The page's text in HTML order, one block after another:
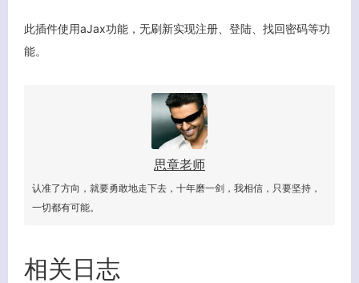
此插件使用aJax功能，无刷新实现注册、登陆、找回密码等功
能。
思章老师
认准了方向，就要勇敢地走下去，十年磨一剑，我相信，只要坚持，
一切都有可能。
相关日志